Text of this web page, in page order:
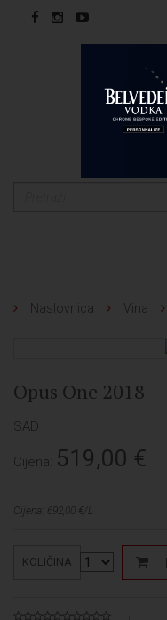
Naslovnica Vina
Opus One 2018
SAD
Cijena: 519,00 €
Cijena: 692,00 €/L
KOLIČINA